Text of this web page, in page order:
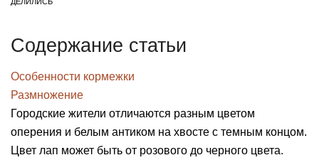
Содержание статьи
Особенности кормежки
Размножение
Городские жители отличаются разным цветом
оперения и белым антиком на хвосте с темным концом.
Цвет лап может быть от розового до черного цвета.